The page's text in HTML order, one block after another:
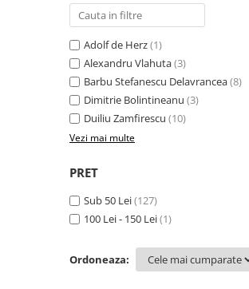
Contemporana
Publicistica / Reportaje / Interviuri
Adolf de Herz(1)
Alexandru Vlahuta(3)
Barbu Stefanescu Delavrancea(8)
Dimitrie Bolintineanu (3)
Duiliu Zamfirescu (10)
Vezi mai multe
PRET
Sub 50 Lei(127)
100 Lei - 150 Lei(1)
Ordoneaza: